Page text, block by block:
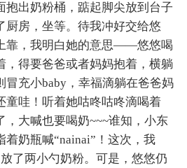
出奶粉桶，踮起脚尖放到台子
厨房，坐等。待我冲好交给悠
靠，我明白她的意思——悠悠喝
，得要爸爸或者妈妈抱着，横躺
充小baby，幸福滴躺在爸爸妈
哇！听着她咕咚咕咚滴喝着
大喊也要喝奶~~~谁知，小东
奶瓶喊“nainai”！这次，我
了两小勺奶粉。可是，悠悠仍